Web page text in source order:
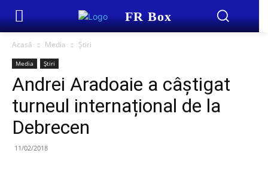
FR Box
Acasă Media Știri
Media Știri
Andrei Aradoaie a câștigat
turneul internațional de la
Debrecen
11/02/2018